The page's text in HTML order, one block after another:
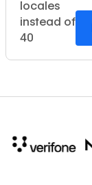
locales
instead of
40